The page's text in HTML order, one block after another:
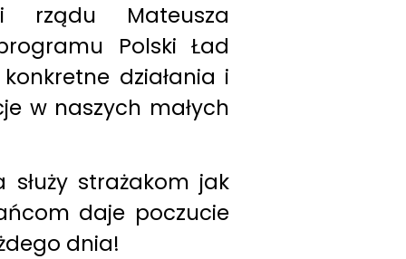
rządu Mateusza
Polski Ład
działania i
w naszych małych
służy strażakom jak
daje poczucie
dnia!